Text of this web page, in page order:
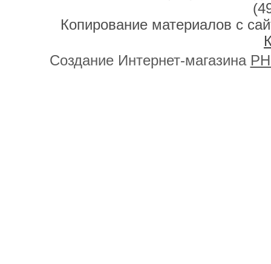
Копирование материалов с
Создание Интернет-магазина